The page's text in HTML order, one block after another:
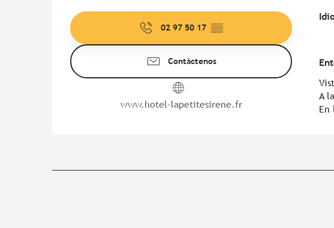
02 97 50 17 ▒▒
Contáctenos
www.hotel-lapetitesirene.fr
A
En